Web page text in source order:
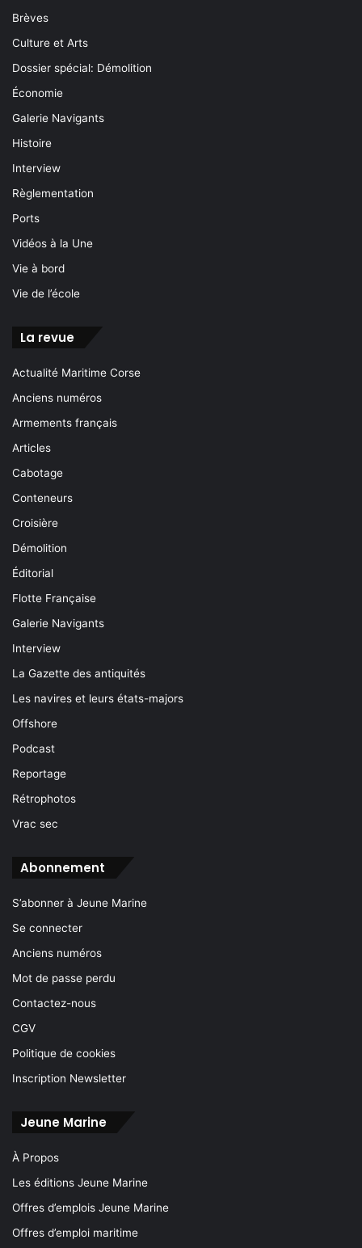
Brèves
Culture et Arts
Dossier spécial: Démolition
Économie
Galerie Navigants
Histoire
Interview
Règlementation
Ports
Vidéos à la Une
Vie à bord
Vie de l’école
La revue
Actualité Maritime Corse
Anciens numéros
Armements français
Articles
Cabotage
Conteneurs
Croisière
Démolition
Éditorial
Flotte Française
Galerie Navigants
Interview
La Gazette des antiquités
Les navires et leurs états-majors
Offshore
Podcast
Reportage
Rétrophotos
Vrac sec
Abonnement
S’abonner à Jeune Marine
Se connecter
Anciens numéros
Mot de passe perdu
Contactez-nous
CGV
Politique de cookies
Inscription Newsletter
Jeune Marine
À Propos
Les éditions Jeune Marine
Offres d’emplois Jeune Marine
Offres d’emploi maritime